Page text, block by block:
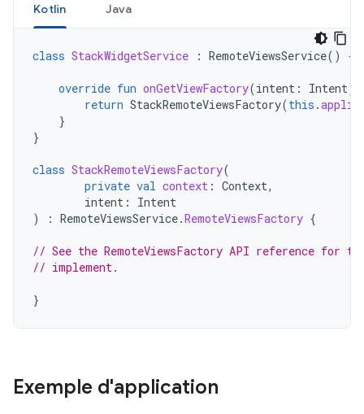
Kotlin Java
class StackWidgetService : RemoteViewsService() {
override fun onGetViewFactory(intent : Intent):
return StackRemoteViewsFactory(this .
}
}
class StackRemoteViewsFactory(
private val context : Context,
intent :
Intent
)
: RemoteViewsService.RemoteViewsFactory {
// See the RemoteViewsFactory API reference
// implement.
}
Exemple d'application